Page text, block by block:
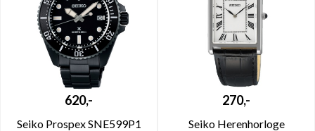
620,-
Seiko Prospex SNE599P1
270,-
Seiko Herenhorloge